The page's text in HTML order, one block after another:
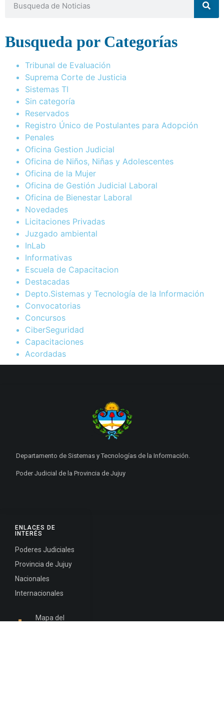
Busqueda por Categorías
Tribunal de Evaluación
Suprema Corte de Justicia
Sistemas TI
Sin categoría
Reservados
Registro Único de Postulantes para Adopción
Penales
Oficina Gestion Judicial
Oficina de Niños, Niñas y Adolescentes
Oficina de la Mujer
Oficina de Gestión Judicial Laboral
Oficina de Bienestar Laboral
Novedades
Licitaciones Privadas
Juzgado ambiental
InLab
Informativas
Escuela de Capacitacion
Destacadas
Depto.Sistemas y Tecnología de la Información
Convocatorias
Concursos
CiberSeguridad
Capacitaciones
Acordadas
ENLACES DE
INTERÉS
Poderes Judiciales
Provincia de Jujuy
Nacionales
Internacionales
Mapa del
Departamento de Sistemas y Tecnologías de la Información.
Poder Judicial de la Provincia de Jujuy